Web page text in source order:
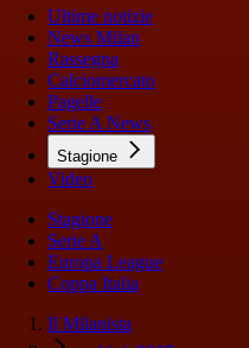
Ultime notizie
News Milan
Rassegna
Calciomercato
Pagelle
Serie A News
Stagione
Video
Stagione
Serie A
Europa League
Coppa Italia
Il Milanista